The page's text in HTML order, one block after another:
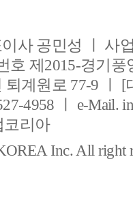
사 공민성 ㅣ 사
호 제2015-경기풍
계원로 77-9 ㅣ [
4958 ㅣ e-Mail.
코리아
Inc. All right